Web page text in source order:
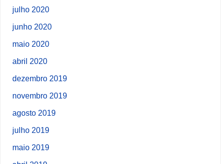
julho 2020
junho 2020
maio 2020
abril 2020
dezembro 2019
novembro 2019
agosto 2019
julho 2019
maio 2019